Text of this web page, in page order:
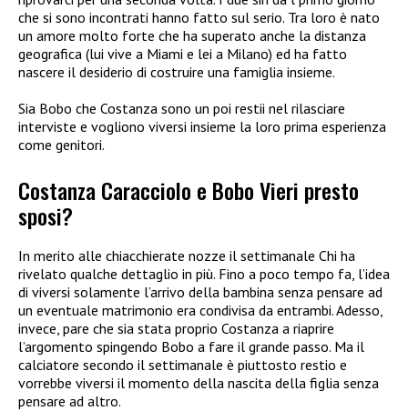
che si sono incontrati hanno fatto sul serio. Tra loro è nato
un amore molto forte che ha superato anche la distanza
geografica (lui vive a Miami e lei a Milano) ed ha fatto
nascere il desiderio di costruire una famiglia insieme.
Sia Bobo che Costanza sono un poi restii nel rilasciare
interviste e vogliono viversi insieme la loro prima esperienza
come genitori.
Costanza Caracciolo e Bobo Vieri presto
sposi?
In merito alle chiacchierate nozze il settimanale Chi ha
rivelato qualche dettaglio in più. Fino a poco tempo fa, l’idea
di viversi solamente l’arrivo della bambina senza pensare ad
un eventuale matrimonio era condivisa da entrambi. Adesso,
invece, pare che sia stata proprio Costanza a riaprire
l’argomento spingendo Bobo a fare il grande passo. Ma il
calciatore secondo il settimanale è piuttosto restio e
vorrebbe viversi il momento della nascita della figlia senza
pensare ad altro.